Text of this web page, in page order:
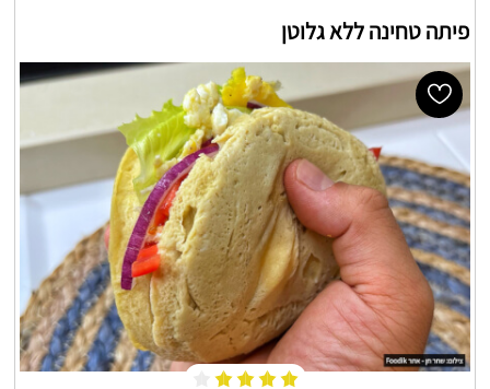
פיתה טחינה ללא גלוטן